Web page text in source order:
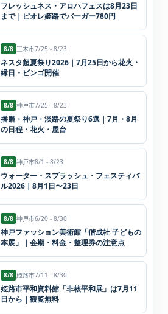
フレッシュネス・アロハフェスは8月23日
まで｜ピオレ姫路でバーガー780円
8/8 三木市7/25 - 8/23
ネスタ超夏祭り2026｜7月25日から花火・
縁日・ビンゴ開催
8/8 神戸市7/25 - 8/23
播磨・神戸・淡路の夏祭り6選｜7月・8月
の日程・花火・屋台
8/8 神戸市8/1 - 8/23
ウォーター・スプラッシュ・フェスティバ
ル2026｜8月1日〜23日
8/8 神戸市6/20 - 8/30
神戸ファッション美術館「偕成社 子どもの
本展」｜会期・料金・整理券の注意点
8/8 姫路市7/11 - 8/30
姫路市平和資料館「非核平和展」は7月11
日から｜観覧無料